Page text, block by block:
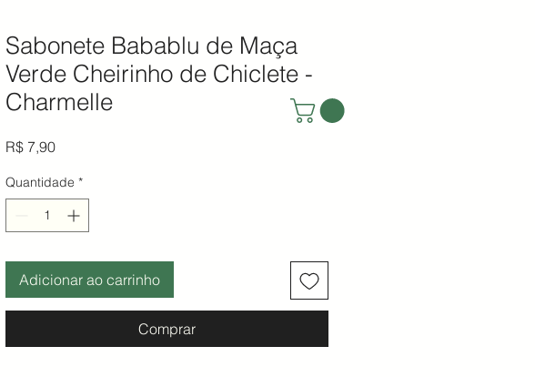
Sabonete Babablu de Maça
Verde Cheirinho de Chiclete -
Charmelle
R$ 7,90Preço
Quantidade *
Adicionar ao carrinho
Comprar